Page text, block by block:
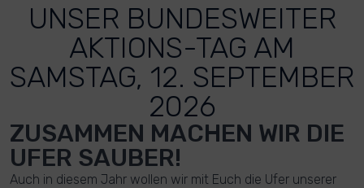
UNSER BUNDESWEITER
AKTIONS-TAG AM
SAMSTAG, 12. SEPTEMBER
2026
ZUSAMMEN MACHEN WIR DIE
UFER SAUBER!
Auch in diesem Jahr wollen wir mit Euch die Ufer unserer